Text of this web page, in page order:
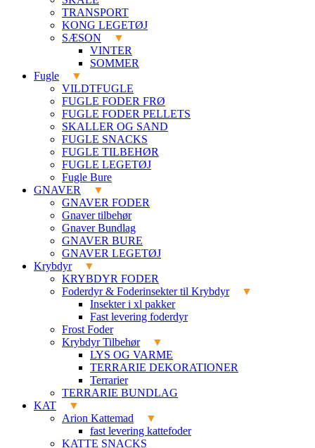
TRANSPORT
KONG LEGETØJ
SÆSON
VINTER
SOMMER
Fugle
VILDTFUGLE
FUGLE FODER FRØ
FUGLE FODER PELLETS
SKALLER OG SAND
FUGLE SNACKS
FUGLE TILBEHØR
FUGLE LEGETØJ
Fugle Bure
GNAVER
GNAVER FODER
Gnaver tilbehør
Gnaver Bundlag
GNAVER BURE
GNAVER LEGETØJ
Krybdyr
KRYBDYR FODER
Foderdyr & Foderinsekter til Krybdyr
Insekter i xl pakker
Fast levering foderdyr
Frost Foder
Krybdyr Tilbehør
LYS OG VARME
TERRARIE DEKORATIONER
Terrarier
TERRARIE BUNDLAG
KAT
Arion Kattemad
fast levering kattefoder
KATTE SNACKS